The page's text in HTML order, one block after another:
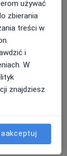
z osobami
szkolenia
o
używać
zbierania
treści w
i
W
znajdziesz